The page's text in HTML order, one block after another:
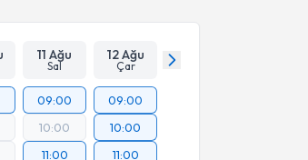
11 Ağu
Sal
12 Ağu
Çar
09:00
10:00
11:00
09:00
10:00
11:00